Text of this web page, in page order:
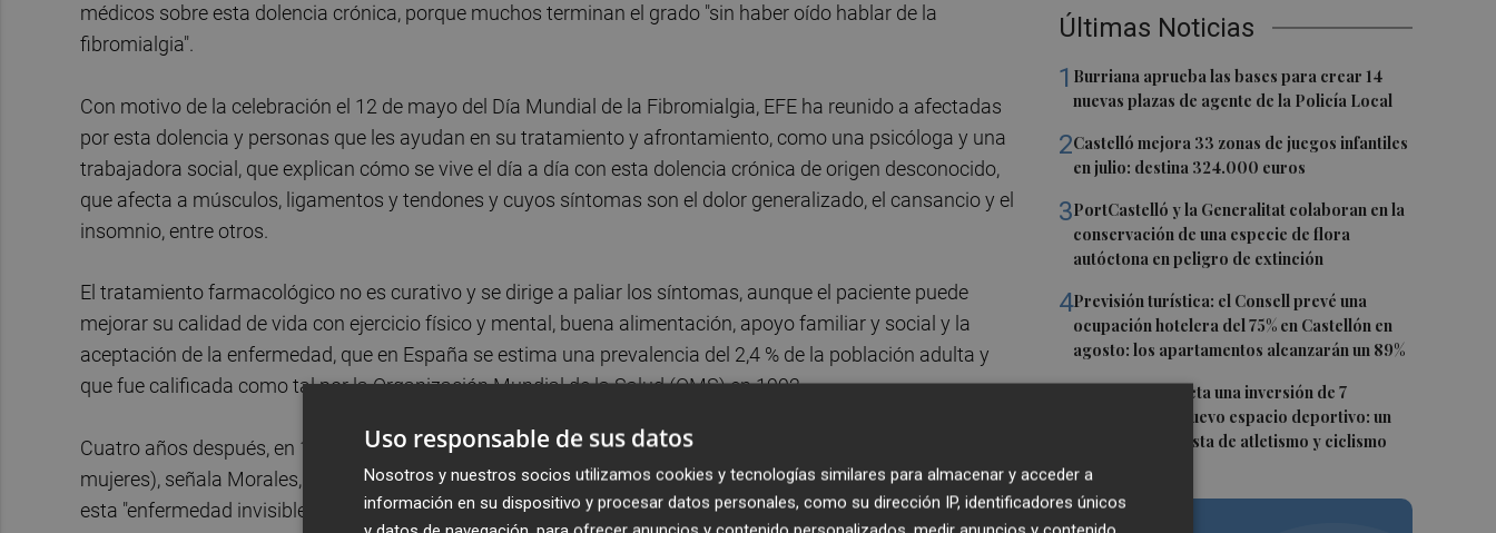
Últimas Noticias
1 Burriana aprueba las bases para crear 14
nuevas plazas de agente de la Policía Local
2Castelló mejora 33 zonas de juegos infantiles
en julio: destina 324.000 euros
3PortCastelló y la Generalitat colaboran en la
conservación de una especie de flora
autóctona en peligro de extinción
4Previsión turística: el Consell prevé una
ocupación hotelera del 75% en Castellón en
agosto: los apartamentos alcanzarán un 89%
5 Vila-real proyecta una inversión de 7
millones en un nuevo espacio deportivo: un
complejo con pista de atletismo y ciclismo
médicos sobre esta dolencia crónica, porque muchos terminan el grado "sin haber oído hablar de la
fibromialgia".
Con motivo de la celebración el 12 de mayo del Día Mundial de la Fibromialgia, EFE ha reunido a afectadas
por esta dolencia y personas que les ayudan en su tratamiento y afrontamiento, como una psicóloga y una
trabajadora social, que explican cómo se vive el día a día con esta dolencia crónica de origen desconocido,
que afecta a músculos, ligamentos y tendones y cuyos síntomas son el dolor generalizado, el cansancio y el
insomnio, entre otros.
El tratamiento farmacológico no es curativo y se dirige a paliar los síntomas, aunque el paciente puede
mejorar su calidad de vida con ejercicio físico y mental, buena alimentación, apoyo familiar y social y la
aceptación de la enfermedad, que en España se estima una prevalencia del 2,4 % de la población adulta y
que fue calificada como tal por la Organización Mundial de la Salud (OMS) en 1992.
Cuatro años después, en 1996, nació Avafi, que cuenta con más de 800 personas asociadas (700 de ellas
mujeres), señala Morales, quien lamenta que a nivel general hay "muy poca empatía" hacia los afectados por
esta "enfermedad invisible", ya que "aparentemente se nos ve bien".
Uso responsable de sus datos
Nosotros y nuestros socios utilizamos cookies y tecnologías similares para almacenar y acceder a
información en su dispositivo y procesar datos personales, como su dirección IP, identificadores únicos